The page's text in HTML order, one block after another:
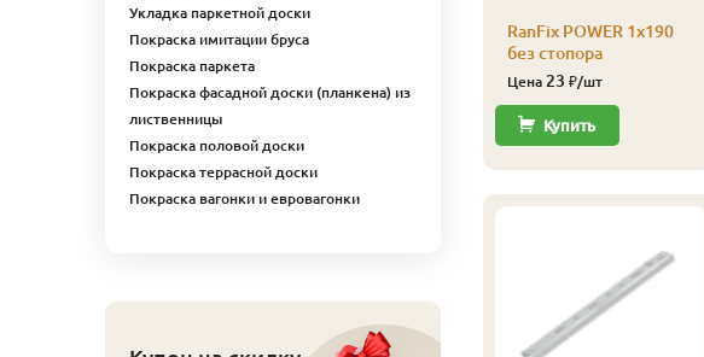
Мербау
₽/шт
RanFix POWER 1х190
без стопора
Цена 23 ₽/шт
Купить
Укладка паркетной доски
Покраска имитации бруса
Покраска паркета
Покраска фасадной доски (планкена) из
лиственницы
Покраска половой доски
Покраска террасной доски
Покраска вагонки и евровагонки